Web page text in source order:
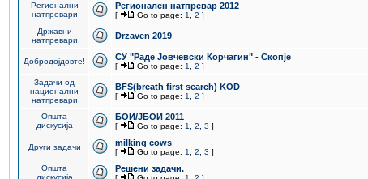
Регионални
натпревари
Регионален натпревар 2012
[ Go to page: 1 2 ]
Државни
натпревари
Drzaven 2019
Добродојдовте! СУ "Раде Јовчевски Корчагин" - Скопје
[ Go to page: 1 2 ]
Задачи од
национални
натпревари
BFS(breath first search) KOD
[ Go to page: 1 2 ]
Општа
дискусија
БОИ/ЈБОИ 2011
[ Go to page: 1 2 3 ]
Други задачи milking cows
[ Go to page: 1 2 3 ]
Општа
дискусија
Решени задачи.